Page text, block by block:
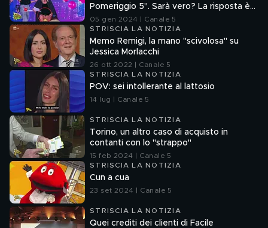
Pomeriggio 5". Sarà vero? La risposta è
nel fuorionda
05 gen 2024 | Canale 5
STRISCIA LA NOTIZIA
Memo Remigi, la mano "scivolosa" su
Jessica Morlacchi
26 ott 2022 | Canale 5
STRISCIA LA NOTIZIA
POV: sei intollerante al lattosio
14 lug | Canale 5
STRISCIA LA NOTIZIA
Torino, un altro caso di acquisto in
contanti con lo "strappo"
15 feb 2024 | Canale 5
STRISCIA LA NOTIZIA
Cun a cua
23 set 2024 | Canale 5
STRISCIA LA NOTIZIA
Quei crediti dei clienti di Facile